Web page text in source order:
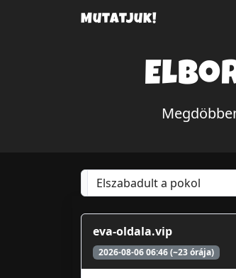
Mutatjuk!
eva-oldala.vip
2026-08-06 06:46 (~23 órája)